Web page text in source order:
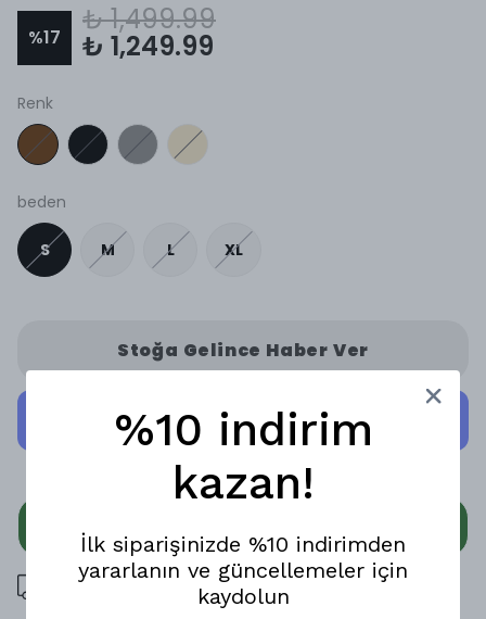
%17
₺ 1,499.99
₺ 1,249.99
Renk
beden
S M L XL
Stoğa Gelince Haber Ver
3000 TL üzeri ücretsiz kargo
%10 indirim
kazan!
İlk siparişinizde %10 indirimden
yararlanın ve güncellemeler için
kaydolun